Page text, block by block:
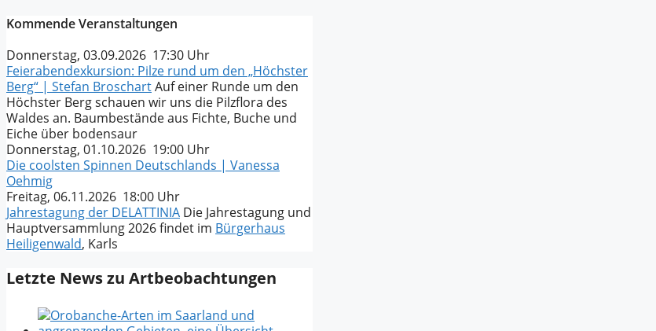
Kommende Veranstaltungen
Donnerstag, 03.09.2026 17:30 Uhr
Feierabendexkursion: Pilze rund um den „Höchster
Berg“ | Stefan BroschartAuf einer Runde um den
Höchster Berg schauen wir uns die Pilzflora des
Waldes an. Baumbestände aus Fichte, Buche und
Eiche über bodensaur
Donnerstag, 01.10.2026 19:00 Uhr
Die coolsten Spinnen Deutschlands | Vanessa
Oehmig
Freitag, 06.11.2026 18:00 Uhr
Jahrestagung der DELATTINIA Die Jahrestagung und
Hauptversammlung 2026 findet im Bürgerhaus
Heiligenwald, Karls
Letzte News zu Artbeobachtungen